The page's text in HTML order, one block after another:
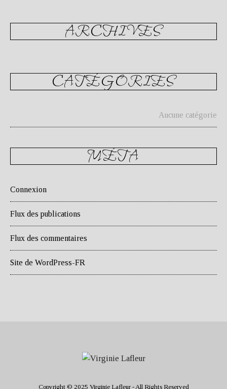
ARCHIVES
CATÉGORIES
Aucune catégorie
MÉTA
Connexion
Flux des publications
Flux des commentaires
Site de WordPress-FR
Copyright © 2025 Virginie Lafleur - All Rights Reserved